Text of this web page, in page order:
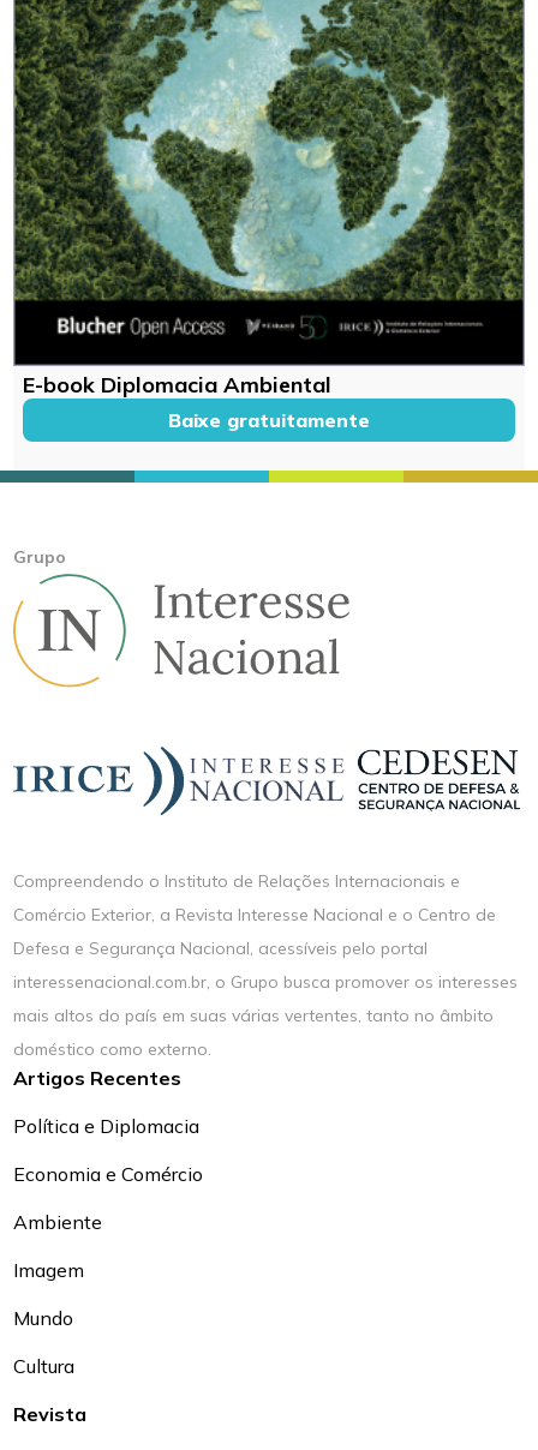
E-book Diplomacia Ambiental
Baixe gratuitamente
Grupo
Compreendendo o Instituto de Relações Internacionais e
Comércio Exterior, a Revista Interesse Nacional e o Centro de
Defesa e Segurança Nacional, acessíveis pelo portal
interessenacional.com.br, o Grupo busca promover os interesses
mais altos do país em suas várias vertentes, tanto no âmbito
doméstico como externo.
Artigos Recentes
Política e Diplomacia
Economia e Comércio
Ambiente
Imagem
Mundo
Cultura
Revista